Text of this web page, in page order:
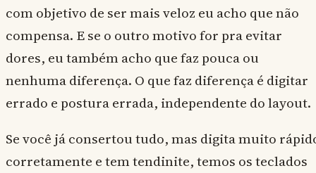
com objetivo de ser mais veloz eu acho que não
compensa. E se o outro motivo for pra evitar
dores, eu também acho que faz pouca ou
nenhuma diferença. O que faz diferença é digitar
errado e postura errada, independente do layout.
Se você já consertou tudo, mas digita muito
corretamente e tem tendinite, temos os teclados